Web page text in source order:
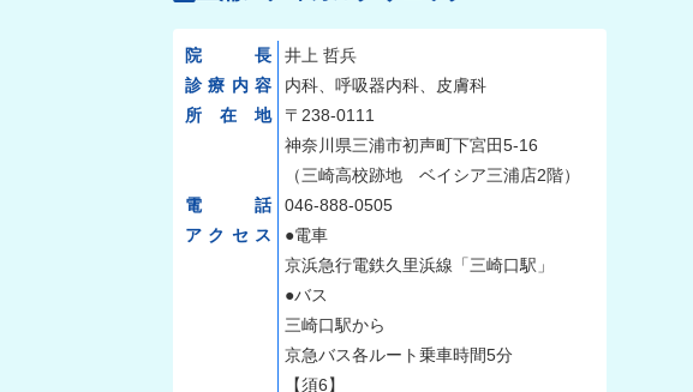
院長
井上 哲兵
診療内容
内科、呼吸器内科、皮膚科
所在地
〒238-0111
神奈川県三浦市初声町下宮田5-16
（三崎高校跡地 ベイシア三浦店2階）
電話
046-888-0505
アクセス
●電車
京浜急行電鉄久里浜線「三崎口駅」
●バス
三崎口駅から
京急バス各ルート乗車時間5分
【須6】